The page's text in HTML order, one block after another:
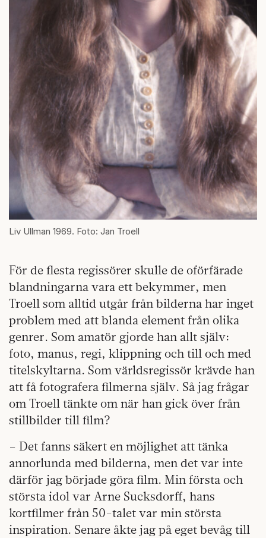
Liv Ullman 1969. Foto: Jan Troell
För de flesta regissörer skulle de oförfärade
blandningarna vara ett bekymmer, men
Troell som alltid utgår från bilderna har inget
problem med att blanda element från olika
genrer. Som amatör gjorde han allt själv:
foto, manus, regi, klippning och till och med
titelskyltarna. Som världsregissör krävde han
att få fotografera filmerna själv. Så jag frågar
om Troell tänkte om när han gick över från
stillbilder till film?
– Det fanns säkert en möjlighet att tänka
annorlunda med bilderna, men det var inte
därför jag började göra film. Min första och
största idol var Arne Sucksdorff, hans
kortfilmer från 50-talet var min största
inspiration. Senare åkte jag på eget bevåg till